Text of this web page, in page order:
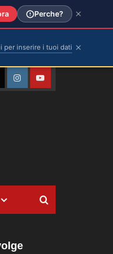
InstagramYouTube
Perche?
per inserire i tuoi dati